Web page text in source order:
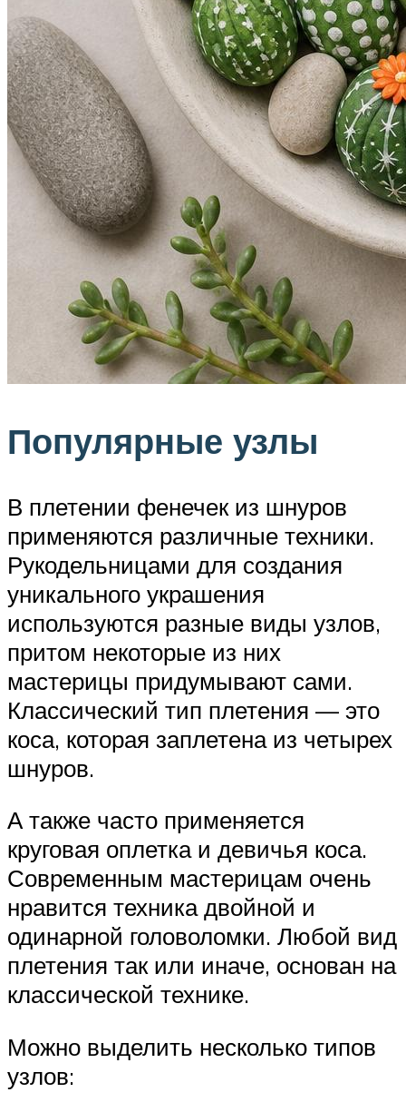
Популярные узлы
В плетении фенечек из шнуров
применяются различные техники.
Рукодельницами для создания
уникального украшения
используются разные виды узлов,
притом некоторые из них
мастерицы придумывают сами.
Классический тип плетения — это
коса, которая заплетена из четырех
шнуров.
А также часто применяется
круговая оплетка и девичья коса.
Современным мастерицам очень
нравится техника двойной и
одинарной головоломки. Любой вид
плетения так или иначе, основан на
классической технике.
Можно выделить несколько типов
узлов: